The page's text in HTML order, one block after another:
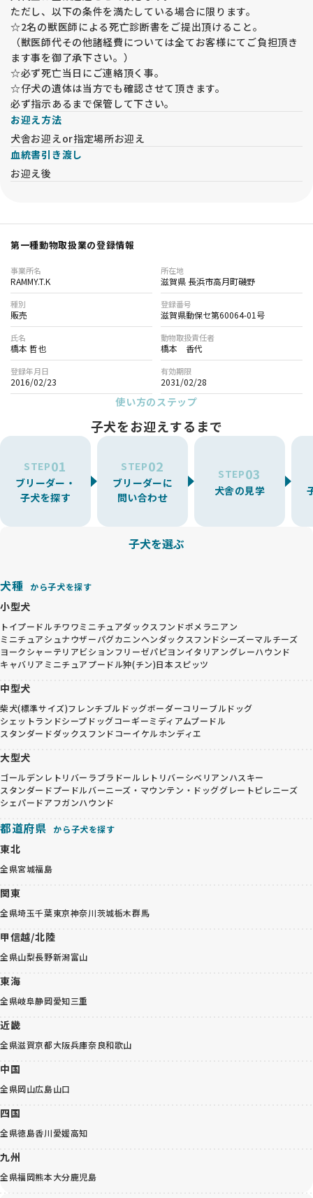
ただし、以下の条件を満たしている場合に限ります。
☆2名の獣医師による死亡診断書をご提出頂けること。
（獣医師代その他諸経費については全てお客様にてご負担頂き
ます事を御了承下さい。）
☆必ず死亡当日にご連絡頂く事。
☆仔犬の遺体は当方でも確認させて頂きます。
必ず指示あるまで保管して下さい。
お迎え方法
犬舎お迎えor指定場所お迎え
血統書引き渡し
お迎え後
第一種動物取扱業の登録情報
事業所名
RAMMY.T.K
所在地
滋賀県 長浜市高月町磯野
種別
販売
登録番号
滋賀県動保セ第60064-01号
氏名
橋本 哲也
動物取扱責任者
橋本 香代
登録年月日
2016/02/23
有効期限
2031/02/28
使い方のステップ
子犬をお迎えするまで
STEP01
ブリーダー・
子犬を探す
STEP02
ブリーダーに
問い合わせ
STEP03
犬舎の見学
子犬を選ぶ
犬種 から子犬を探す
小型犬
トイプードルチワワミニチュアダックスフンドポメラニアン
ミニチュアシュナウザーパグカニンヘンダックスフンドシーズーマルチーズ
ヨークシャーテリアビションフリーゼパピヨンイタリアングレーハウンド
キャバリア ミニチュアプードル狆(チン)日本スピッツ
中型犬
柴犬(標準サイズ)フレンチブルドッグボーダーコリーブルドッグ
シェットランドシープドッグコーギーミディアムプードル
スタンダードダックスフンドコーイケルホンディエ
大型犬
ゴールデンレトリバー ラブラドールレトリバーシベリアンハスキー
スタンダードプードルバーニーズ・マウンテン・ドッググレートピレニーズ
シェパードアフガンハウンド
都道府県 から子犬を探す
東北
全県宮城福島
関東
全県埼玉千葉東京神奈川茨城栃木群馬
甲信越/北陸
全県山梨長野新潟富山
東海
全県岐阜静岡愛知三重
近畿
全県滋賀京都大阪兵庫奈良和歌山
中国
全県岡山広島山口
四国
全県徳島香川愛媛高知
九州
全県福岡熊本大分鹿児島